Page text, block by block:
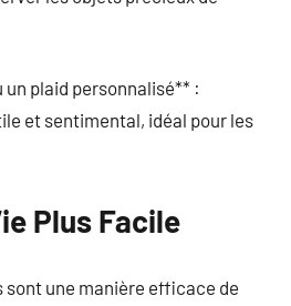
plaid personnalisé** :
et sentimental, idéal pour les
Plus Facile
sont une manière efficace de